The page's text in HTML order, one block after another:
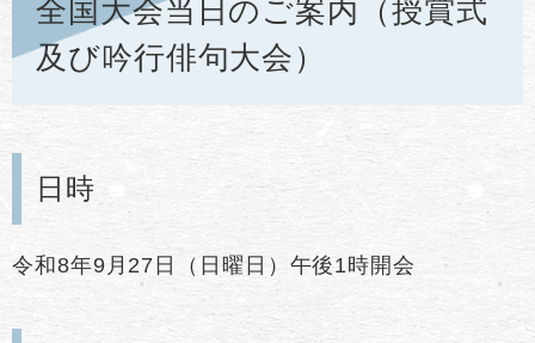
全国大会当日のご案内（授賞式
及び吟行俳句大会）
日時
令和8年9月27日（日曜日）午後1時開会